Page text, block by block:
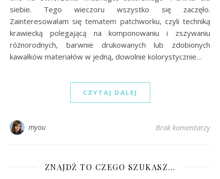
siebie. Tego wieczoru wszystko się zaczęło.
Zainteresowałam się tematem patchworku, czyli techniką
krawiecką polegającą na komponowaniu i zszywaniu
różnorodnych, barwnie drukowanych lub zdobionych
kawałków materiałów w jedną, dowolnie kolorystycznie…
CZYTAJ DALEJ
myou Brak komentarzy
ZNAJDŹ TO CZEGO SZUKASZ…